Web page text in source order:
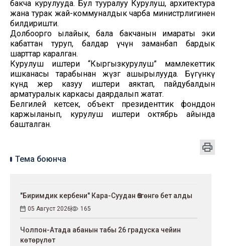
бакча курулууда. Бул тууралуу Курулуш, архитектура
жана турак жай-коммуналдык чарба министрлигинен
билдиришти.
Долбоорго ылайык, бала бакчанын имараты эки
кабаттан туруп, балдар үчүн заманбап бардык
шарттар каралган.
Курулуш иштери “Кыргызкурулуш” мамлекеттик
ишканасы тарабынан жүзөгө ашырылууда. Бүгүнкү
күндө жер казуу иштери аяктап, пайдубалдын
арматуралык каркасы даярдалып жатат.
Белгилей кетсек, объект президенттик фонддон
каржыланып, курулуш иштери октябрь айында
башталган.
Тема боюнча
"Биримдик кербени" Кара-Суудан Өзгөнгө бет алды
05 Август 2026 165
Чолпон-Атада абанын табы 26 градуска чейин
көтөрүлөт